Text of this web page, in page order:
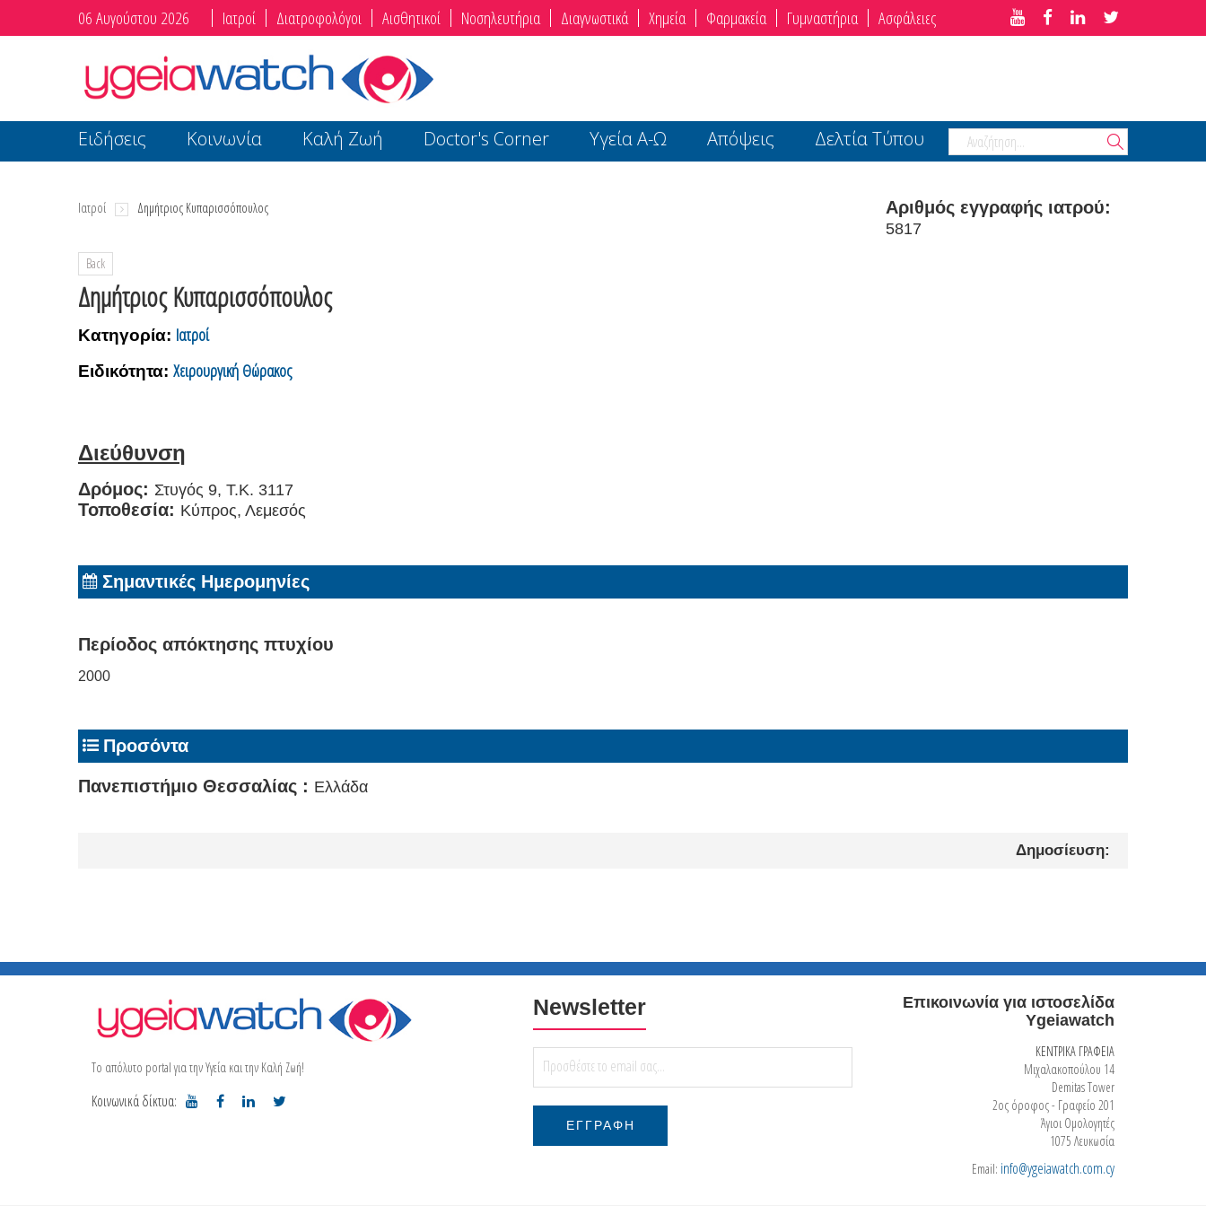
06 Αυγούστου 2026 Ιατροί Διατροφολόγοι Αισθητικοί Νοσηλευτήρια Διαγνωστικά Χημεία Φαρμακεία Γυμναστήρια Ασφάλειες
Ειδήσεις Κοινωνία Καλή Ζωή Doctor's Corner Υγεία Α-Ω Απόψεις Δελτία Τύπου
Ιατροί Δημήτριος Κυπαρισσόπουλος
Back
Δημήτριος Κυπαρισσόπουλος
Κατηγορία: Ιατροί
Ειδικότητα: Χειρουργική Θώρακος
Αριθμός εγγραφής ιατρού:
5817
Διεύθυνση
Δρόμος: Στυγός 9, Τ.Κ. 3117
Τοποθεσία: Κύπρος, Λεμεσός
Σημαντικές Ημερομηνίες
Περίοδος απόκτησης πτυχίου
2000
Προσόντα
Πανεπιστήμιο Θεσσαλίας : Ελλάδα
Δημοσίευση:
Το απόλυτο portal για την Υγεία και την Καλή Ζωή!
Κοινωνικά δίκτυα:
Newsletter
Επικοινωνία για ιστοσελίδα
Ygeiawatch
ΚΕΝΤΡΙΚΑ ΓΡΑΦΕΙΑ
Μιχαλακοπούλου 14
Demitas Tower
2ος όροφος - Γραφείο 201
Άγιοι Ομολογητές
1075 Λευκωσία
Email: info@ygeiawatch.com.cy